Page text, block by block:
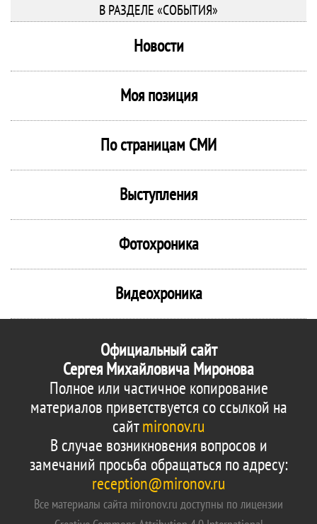
В РАЗДЕЛЕ «СОБЫТИЯ»
Новости
Моя позиция
По страницам СМИ
Выступления
Фотохроника
Видеохроника
Официальный сайт
Сергея Михайловича Миронова
Полное или частичное копирование
материалов приветствуется со ссылкой на
сайтmironov.ru
В случае возникновения вопросов и
замечаний просьба обращаться по адресу:
reception@mironov.ru
Все материалы сайта mironov.ru доступны по лицензии